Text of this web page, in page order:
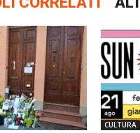
CULTURA